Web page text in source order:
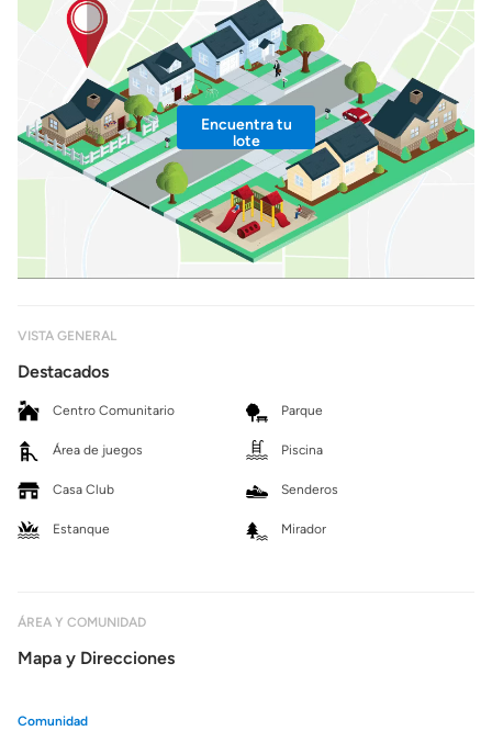
Encuentra tu
lote
VISTA GENERAL
Destacados
Centro Comunitario Parque
Área de juegos Piscina
Casa Club Senderos
Estanque Mirador
ÁREA Y COMUNIDAD
Mapa y Direcciones
Comunidad